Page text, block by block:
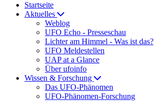
Startseite
Aktuelles
Weblog
UFO Echo - Presseschau
Lichter am Himmel - Was ist das?
UFO Meldestellen
UAP at a Glance
Über ufoinfo
Wissen & Forschung
Das UFO-Phänomen
UFO-Phänomen-Forschung